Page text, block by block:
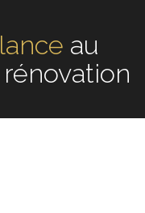
cœur de